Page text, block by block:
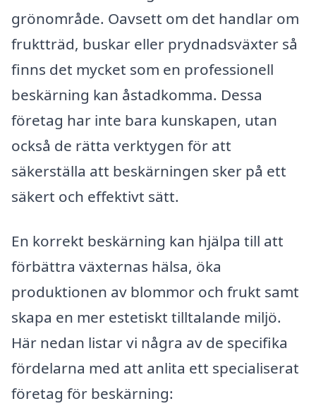
grönområde. Oavsett om det handlar om
fruktträd, buskar eller prydnadsväxter så
finns det mycket som en professionell
beskärning kan åstadkomma. Dessa
företag har inte bara kunskapen, utan
också de rätta verktygen för att
säkerställa att beskärningen sker på ett
säkert och effektivt sätt.
En korrekt beskärning kan hjälpa till att
förbättra växternas hälsa, öka
produktionen av blommor och frukt samt
skapa en mer estetiskt tilltalande miljö.
Här nedan listar vi några av de specifika
fördelarna med att anlita ett specialiserat
företag för beskärning: